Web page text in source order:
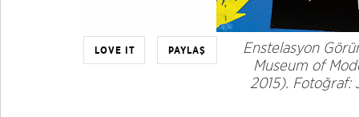
LOVE IT PAYLAŞ
Enstelasyon
Museum of
2015). Fotoğraf: